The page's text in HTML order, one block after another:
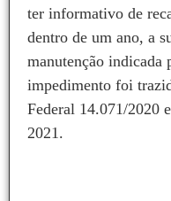
ter informativo de
dentro de um ano, a
manutenção indicada
impedimento foi
Federal 14.071/2020
2021.